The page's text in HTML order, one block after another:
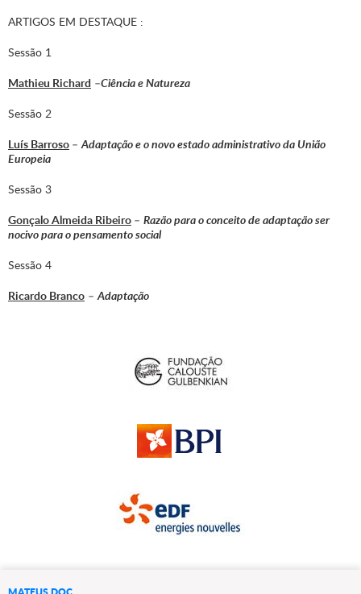
ARTIGOS EM DESTAQUE :
Sessão 1
Mathieu Richard –Ciência e Natureza
Sessão 2
Luís Barroso –Adaptação e o novo estado administrativo da União
Europeia
Sessão 3
Gonçalo Almeida Ribeiro – Razão para o conceito de adaptação ser
nocivo para o pensamento social
Sessão 4
Ricardo Branco –Adaptação